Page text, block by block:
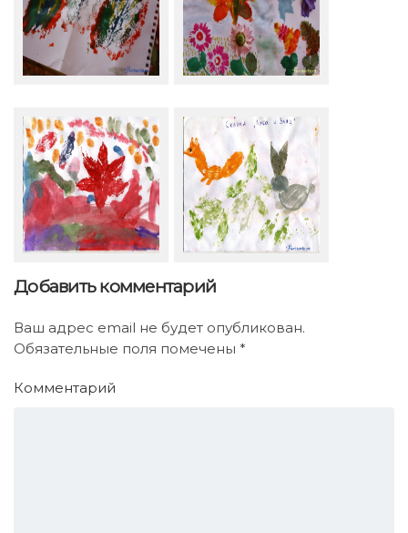
Добавить комментарий
Ваш адрес email не будет опубликован.
Обязательные поля помечены *
Комментарий